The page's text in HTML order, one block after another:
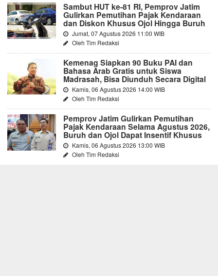
Sambut HUT ke-81 RI, Pemprov Jatim
Gulirkan Pemutihan Pajak Kendaraan
dan Diskon Khusus Ojol Hingga Buruh
Jumat, 07 Agustus 2026 11:00 WIB
Oleh Tim Redaksi
Kemenag Siapkan 90 Buku PAI dan
Bahasa Arab Gratis untuk Siswa
Madrasah, Bisa Diunduh Secara Digital
Kamis, 06 Agustus 2026 14:00 WIB
Oleh Tim Redaksi
Pemprov Jatim Gulirkan Pemutihan
Pajak Kendaraan Selama Agustus 2026,
Buruh dan Ojol Dapat Insentif Khusus
Kamis, 06 Agustus 2026 13:00 WIB
Oleh Tim Redaksi